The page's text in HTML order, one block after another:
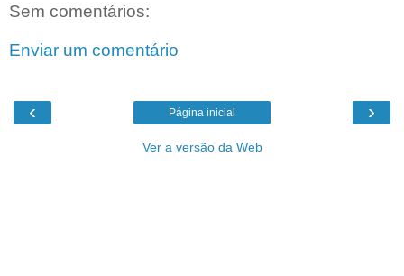
Sem comentários:
Enviar um comentário
‹ ›
Página inicial
Ver a versão da Web